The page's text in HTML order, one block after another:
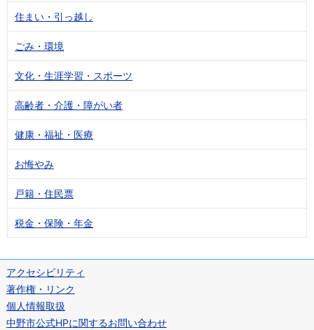
住まい・引っ越し
ごみ・環境
文化・生涯学習・スポーツ
高齢者・介護・障がい者
健康・福祉・医療
お悔やみ
戸籍・住民票
税金・保険・年金
アクセシビリティ
著作権・リンク
個人情報取扱
中野市公式HPに関するお問い合わせ